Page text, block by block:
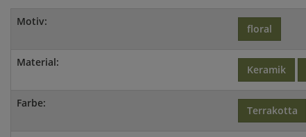
Motiv:
floral
Material:
Keramik
Farbe:
Terrakotta